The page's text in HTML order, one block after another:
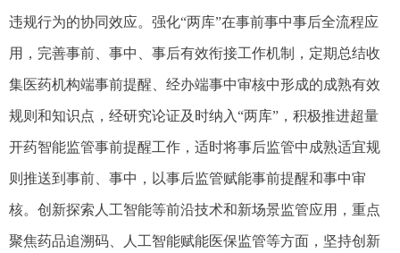
违规行为的协同效应。强化“两库”在事前事中事后全流程应
用，完善事前、事中、事后有效衔接工作机制，定期总结收
集医药机构端事前提醒、经办端事中审核中形成的成熟有效
规则和知识点，经研究论证及时纳入“两库”，积极推进超量
开药智能监管事前提醒工作，适时将事后监管中成熟适宜规
则推送到事前、事中，以事后监管赋能事前提醒和事中审
核。创新探索人工智能等前沿技术和新场景监管应用，重点
聚焦药品追溯码、人工智能赋能医保监管等方面，坚持创新